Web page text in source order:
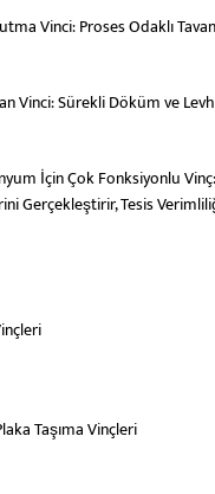
Vinci: Proses Odaklı
Vinci: Sürekli Döküm ve
İçin Çok Fonksiyonlu
Gerçekleştirir, Tesis
Taşıma Vinçleri